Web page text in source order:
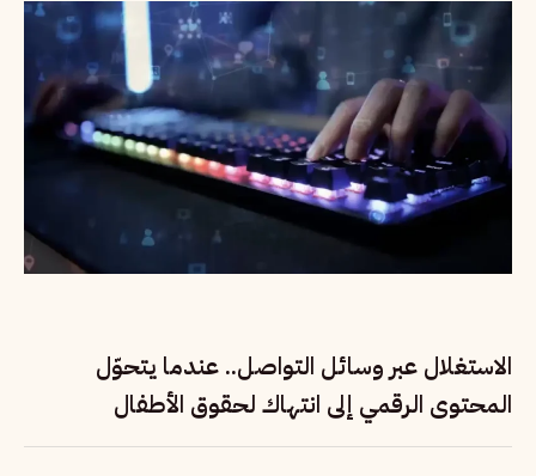
الاستغلال عبر وسائل التواصل.. عندما يتحوّل
المحتوى الرقمي إلى انتهاك لحقوق الأطفال